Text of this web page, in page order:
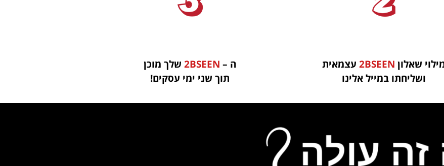
שאלון 2BSEEN עצמאית
ושליחתו במייל אלינו
ה – 2BSEEN שלך מוכן
תוך שני ימי עסקים!